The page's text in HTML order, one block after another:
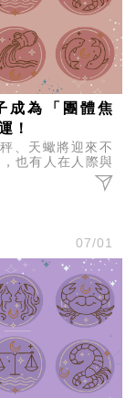
成為「團體焦
！
、天蠍將迎來不
也有人在人際與
07/01